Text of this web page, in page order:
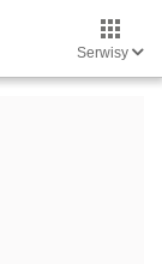
Serwisy